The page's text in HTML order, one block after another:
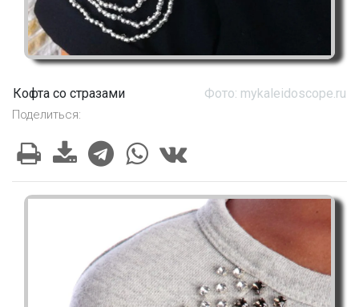
Кофта со стразами Фото: mykaleidoscope.ru
Поделиться: